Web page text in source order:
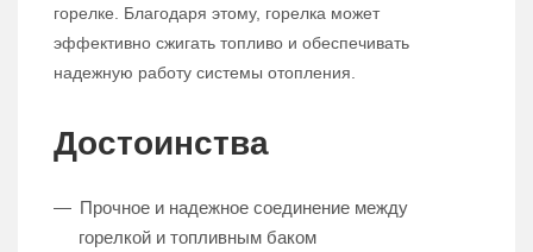
горелке. Благодаря этому, горелка может
эффективно сжигать топливо и обеспечивать
надежную работу системы отопления.
Достоинства
Прочное и надежное соединение между
горелкой и топливным баком